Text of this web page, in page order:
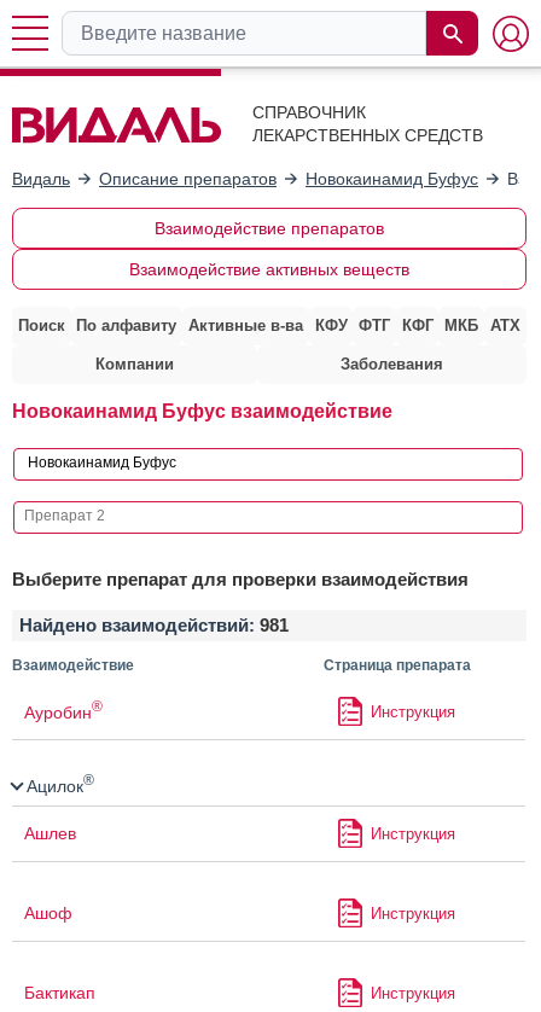
СПРАВОЧНИК
ЛЕКАРСТВЕННЫХ СРЕДСТВ
Видаль Описание препаратов Новокаинамид Буфус
Взаимодействие препаратов
Взаимодействие активных веществ
Поиск По алфавиту Активные в-ва КФУ ФТГ КФГ МКБ АТХ
Компании Заболевания
Новокаинамид Буфус взаимодействие
Выберите препарат для проверки взаимодействия
Найдено взаимодействий: 981
Взаимодействие Страница препарата
Ауробин® Инструкция
Ацилок®
Ашлев Инструкция
Ашоф Инструкция
Бактикап Инструкция